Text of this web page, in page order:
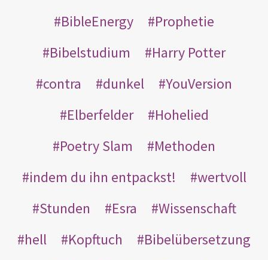
BibleEnergy
Prophetie
Bibelstudium
Harry Potter
contra
dunkel
YouVersion
Elberfelder
Hohelied
Poetry Slam
Methoden
indem du ihn entpackst!
wertvoll
Stunden
Esra
Wissenschaft
hell
Kopftuch
Bibelübersetzung